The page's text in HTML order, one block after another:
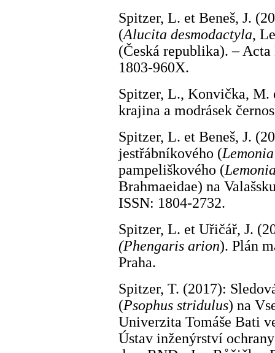
Spitzer, L. et Beneš, J.
(Alucita desmodactyla,
(Česká republika). –
1803-960X.
Spitzer, L., Konvička, M.
krajina a modrásek
Spitzer, L. et Beneš, J.
jestřábníkového (
pampeliškového (
Brahmaeidae) na
ISSN: 1804-2732.
Spitzer, L. et Uřičář, J.
(Phengaris arion). Plán
Praha.
Spitzer, T. (2017):
(Psophus stridulus) na
Univerzita Tomáše Bati
Ústav inženýrství